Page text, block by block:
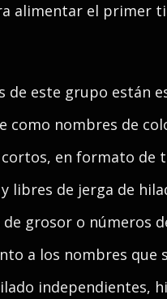
alimentar el primer
de este grupo están
como nombres de
cortos, en formato de
libres de jerga de
de grosor o números
a los nombres que
independientes,